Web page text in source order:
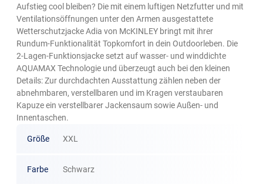
Aufstieg cool bleiben? Die mit einem luftigen Netzfutter und mit
Ventilationsöffnungen unter den Armen ausgestattete
Wetterschutzjacke Adia von McKINLEY bringt mit ihrer
Rundum-Funktionalität Topkomfort in dein Outdoorleben. Die
2-Lagen-Funktionsjacke setzt auf wasser- und winddichte
AQUAMAX Technologie und überzeugt auch bei den kleinen
Details: Zur durchdachten Ausstattung zählen neben der
abnehmbaren, verstellbaren und im Kragen verstaubaren
Kapuze ein verstellbarer Jackensaum sowie Außen- und
Innentaschen.
Größe XXL
Farbe Schwarz